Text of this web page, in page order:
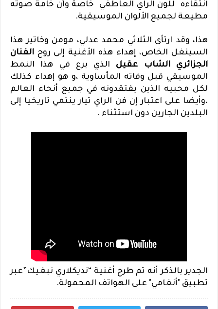
انتقاءه للون الراي العاطفي خاصة وأن خامة صوته
مطيعة لجميع الألوان الموسيقية.
هذا، وقد ارتأى الثلاثي محمد عدلي، مومن وخاتير هذا
السينغل الخاص، إهداء هذه الأغنية إلى روح الفنان
الجزائري الشاب عقيل الذي برع في هذا النمط
الموسيقي قبل وفاته المأساوية ،و هو إهداء كذلك
لكل محبيه الذين يفتقدونه في جميع أنحاء العالم
،وأيضا على اعتبار إن فن الراي تيار ينتمي تاريخيا إلى
البلدين الجارين دون استثناء .
الجدير بالذكر أنه تم طرح أغنية “نديكلاري نبغيك”عبر
تطبيق "أنغامي" على الهواتف المحمولة.